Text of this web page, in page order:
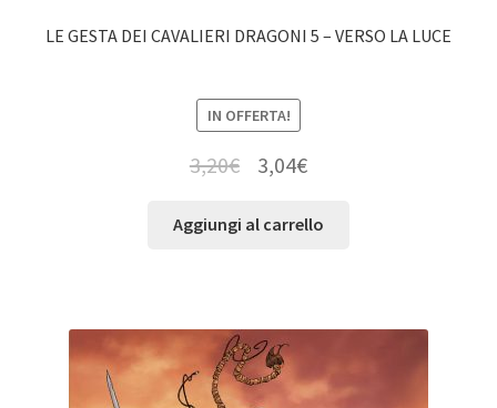
LE GESTA DEI CAVALIERI DRAGONI 5 – VERSO LA LUCE
IN OFFERTA!
3,20€ 3,04€
Aggiungi al carrello